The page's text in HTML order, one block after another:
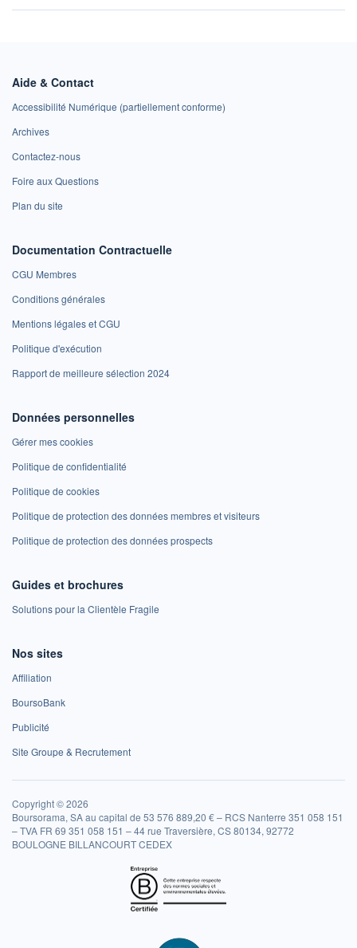
Aide & Contact
Accessibilité Numérique (partiellement conforme)
Archives
Contactez-nous
Foire aux Questions
Plan du site
Documentation Contractuelle
CGU Membres
Conditions générales
Mentions légales et CGU
Politique d'exécution
Rapport de meilleure sélection 2024
Données personnelles
Gérer mes cookies
Politique de confidentialité
Politique de cookies
Politique de protection des données membres et visiteurs
Politique de protection des données prospects
Guides et brochures
Solutions pour la Clientèle Fragile
Nos sites
Affiliation
BoursoBank
Publicité
Site Groupe & Recrutement
Copyright © 2026
Boursorama, SA au capital de 53 576 889,20 € – RCS Nanterre 351 058 151
– TVA FR 69 351 058 151 – 44 rue Traversière, CS 80134, 92772
BOULOGNE BILLANCOURT CEDEX